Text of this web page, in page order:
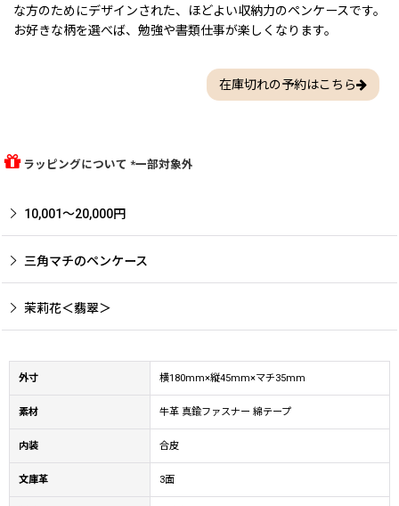
な方のためにデザインされた、ほどよい収納力のペンケースです。
お好きな柄を選べば、勉強や書類仕事が楽しくなります。
在庫切れの予約はこちら
ラッピングについて *一部対象外
10,001〜20,000円
三角マチのペンケース
茉莉花＜翡翠＞
外寸 横180mm×縦45mm×マチ35mm
素材 牛革 真鍮ファスナー 綿テープ
内装 合皮
文庫革 3面